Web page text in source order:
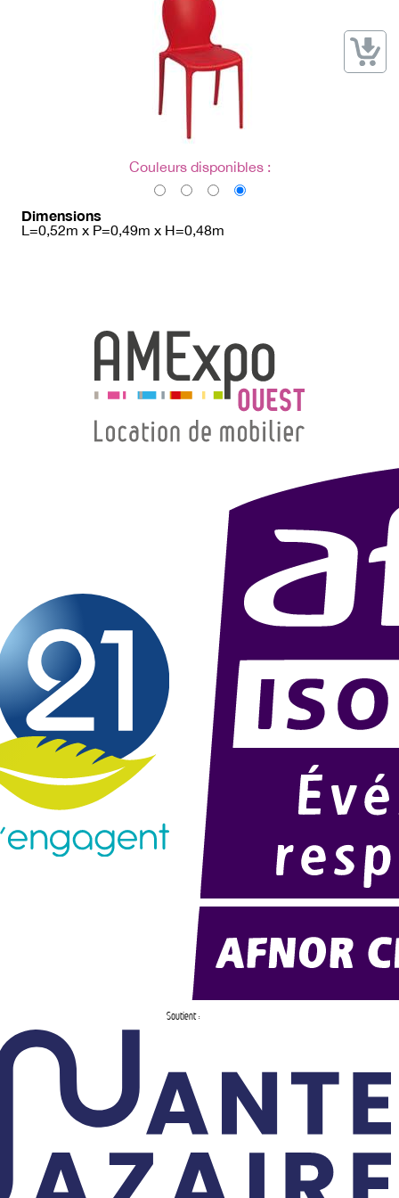
Couleurs disponibles :
Dimensions
L=0,52m x P=0,49m x H=0,48m
Soutient :